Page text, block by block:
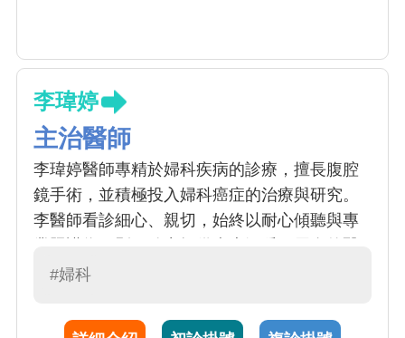
李瑋婷
主治醫師
李瑋婷醫師專精於婦科疾病的診療，擅長腹腔
鏡手術，並積極投入婦科癌症的治療與研究。
李醫師看診細心、親切，始終以耐心傾聽與專
療服務。
#婦科